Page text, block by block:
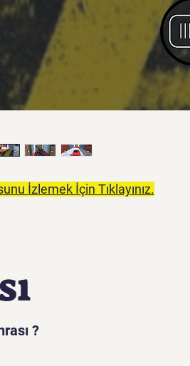
İzlemek İçin Tıklayınız.
?